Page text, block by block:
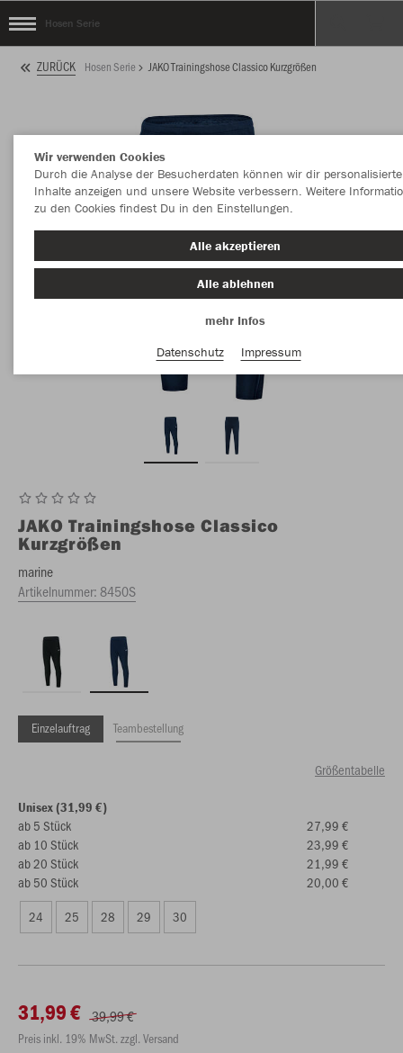
Hosen Serie
ZURÜCK Hosen Serie JAKO Trainingshose Classico Kurzgrößen
JAKO Trainingshose Classico
Kurzgrößen
marine
Artikelnummer:8450S
Einzelauftrag Teambestellung
Größentabelle
Unisex (31,99 €)
ab 5 Stück
27,99 €
ab 10 Stück
23,99 €
ab 20 Stück
21,99 €
ab 50 Stück
20,00 €
24
25 28 29 30
31,99 € 39,99 €
Preis inkl. 19% MwSt. zzgl. Versand
Wir verwenden Cookies
Durch die Analyse der Besucherdaten können wir dir personalisierte
Inhalte anzeigen und unsere Website verbessern. Weitere
zu den Cookies findest Du in den Einstellungen.
Alle akzeptieren
Alle ablehnen
mehr Infos
Datenschutz
Impressum